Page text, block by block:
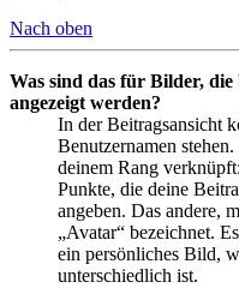
Nach oben
Was sind das für Bilder,
angezeigt werden?
In der Beitragsansicht
Benutzernamen
deinem Rang
Punkte, die deine
angeben. Das andere,
„Avatar“ bezeichnet.
ein persönliches Bild,
unterschiedlich ist.